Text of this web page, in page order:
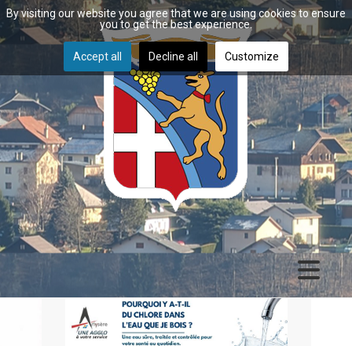
By visiting our website you agree that we are using cookies to ensure
you to get the best experience.
Accept all Decline all Customize